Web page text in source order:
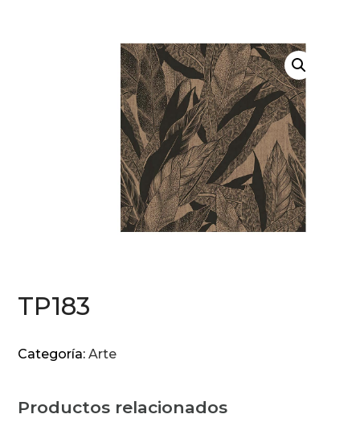
TP183
Categoría:Arte
Productos relacionados